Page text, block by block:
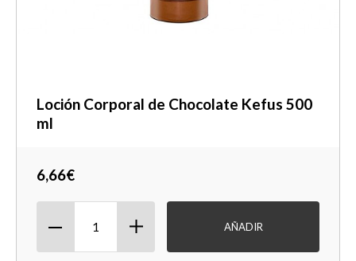
Loción Corporal de Chocolate Kefus 500
ml
6,66€
AÑADIR